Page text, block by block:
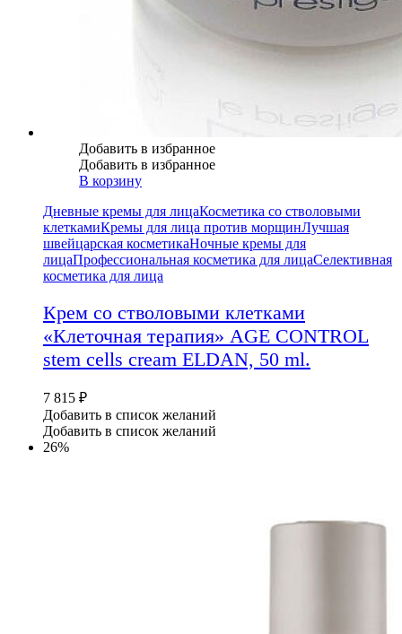
Добавить в избранное
Добавить в избранное
В корзину
Дневные кремы для лицаКосметика со стволовыми
клеткамиКремы для лица против морщинЛучшая
швейцарская косметикаНочные кремы для
лицаПрофессиональная косметика для лицаСелективная
косметика для лица
Крем со стволовыми клетками
«Клеточная терапия» AGE CONTROL
stem cells cream ELDAN, 50 ml.
7 815 ₽
Добавить в список желаний
Добавить в список желаний
26%